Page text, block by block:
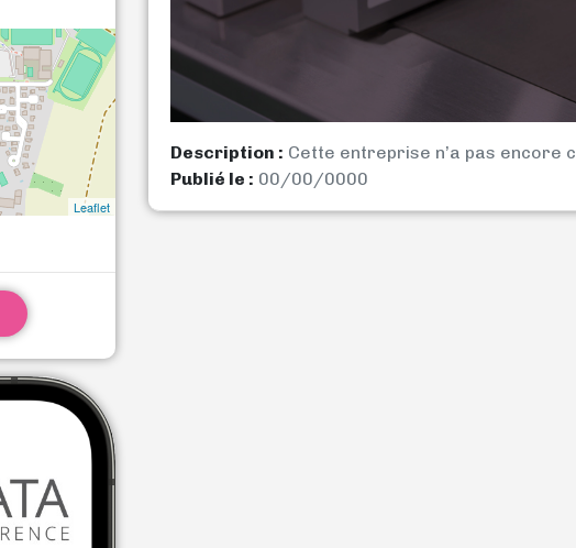
Leaflet
Description : Cette entreprise n’a pas encore
Publié le : 00/00/0000